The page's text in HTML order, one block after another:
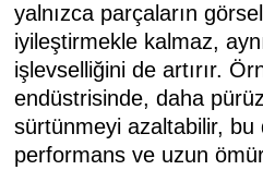
yalnızca parçaların
iyileştirmekle kalmaz,
işlevselliğini de artırır.
endüstrisinde, daha
sürtünmeyi azaltabilir, bu
performans ve uzun